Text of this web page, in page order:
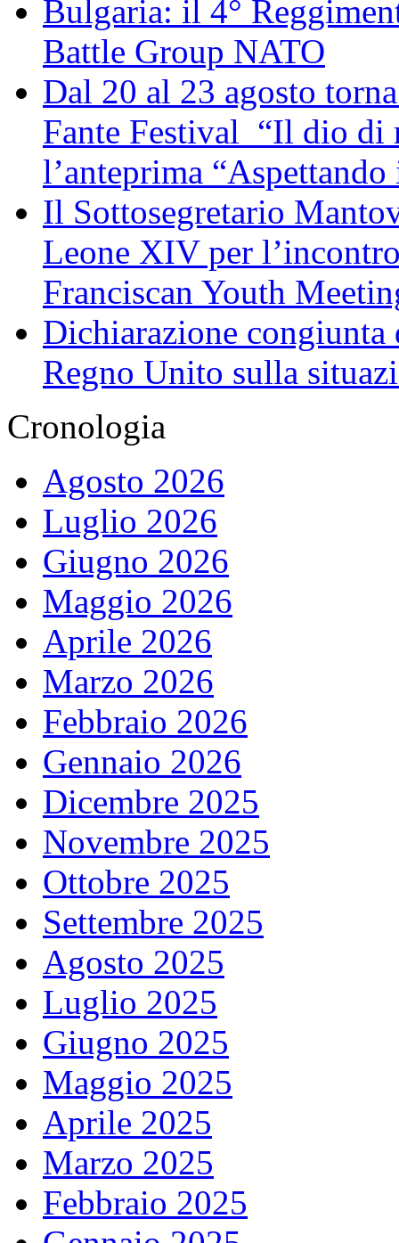
Bulgaria: il 4°
Battle Group NATO
Dal 20 al 23 agosto
Fante Festival “Il dio di
l’anteprima
Il Sottosegretario
Leone XIV per
Franciscan Youth
Dichiarazione
Regno Unito sulla
Cronologia
Agosto 2026
Luglio 2026
Giugno 2026
Maggio 2026
Aprile 2026
Marzo 2026
Febbraio 2026
Gennaio 2026
Dicembre 2025
Novembre 2025
Ottobre 2025
Settembre 2025
Agosto 2025
Luglio 2025
Giugno 2025
Maggio 2025
Aprile 2025
Marzo 2025
Febbraio 2025